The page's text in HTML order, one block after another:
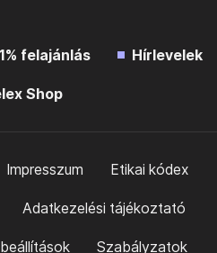
felajánlás Hírlevelek
Shop
Impresszum Etikai kódex
Adatkezelési tájékoztató
Szabályzatok